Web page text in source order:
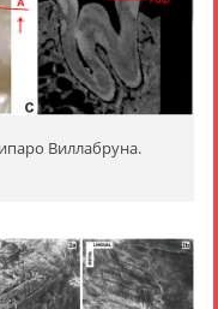
Виллабруна.